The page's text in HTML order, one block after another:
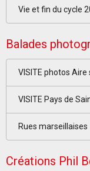
Vie et fin du cycle
Balades
VISITE photos Aire
VISITE Pays de
Rues marseillaises
Créations Phil